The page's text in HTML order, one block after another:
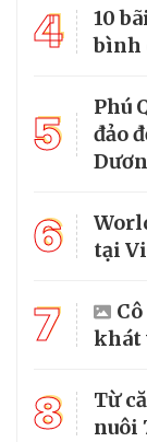
4
10
bình
5
Phú
đảo
6
tại
7
khát
8
Từ
nuôi